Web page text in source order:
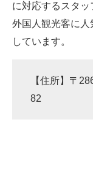
に対応するスタッ
外国人観光客に人
しています。
【住所】〒
82